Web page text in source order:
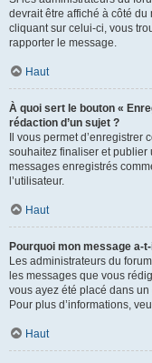
devrait être affiché à côté
cliquant sur celui-ci, vous
rapporter le message.
Haut
À quoi sert le bouton «
rédaction d’un sujet ?
Il vous permet
souhaitez finaliser et publier
messages enregistrés
l’utilisateur.
Haut
Pourquoi mon message a-
Les administrateurs du
les messages que vous
vous ayez été placé dans
Pour plus d’informations,
Haut